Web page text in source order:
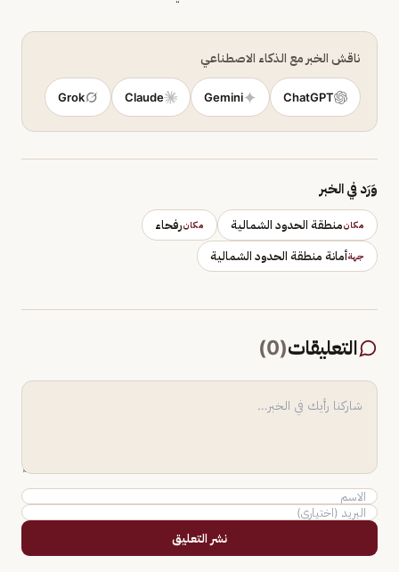
ناقش الخبر مع الذكاء الاصطناعي
ChatGPT
Gemini
Claude
Grok
وَرَد في الخبر
مكانمنطقة الحدود الشمالية مكانرفحاء
جهةأمانة منطقة الحدود الشمالية
التعليقات(
0
)
نشر التعليق